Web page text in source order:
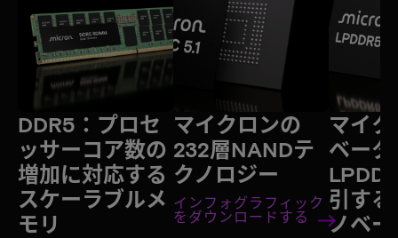
DDR5：プロセ
ッサーコア数の
増加に対応する
スケーラブルメ
モリ
マイクロンの
232層NANDテ
クノロジー
インフォグラフィック
をダウンロードする
マイク
ベータ
引す
ノベ